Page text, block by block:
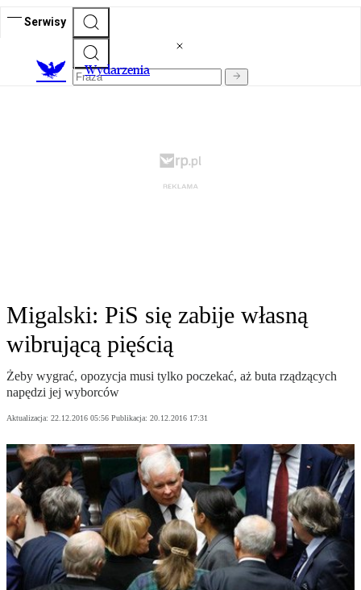
Serwisy
Wydarzenia
Migalski: PiS się zabije własną
wibrującą pięścią
Żeby wygrać, opozycja musi tylko poczekać, aż buta rządzących
napędzi jej wyborców
Aktualizacja: 22.12.2016 05:56 Publikacja: 20.12.2016 17:31